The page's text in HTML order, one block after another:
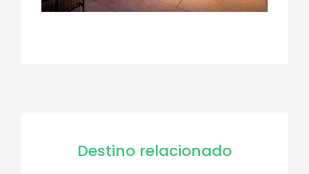
Destino relacionado